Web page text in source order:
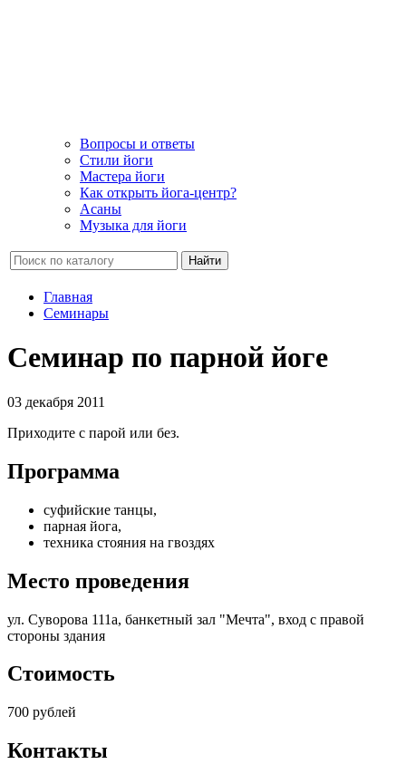
Вопросы и ответы
Стили йоги
Мастера йоги
Как открыть йога-центр?
Асаны
Музыка для йоги
Найти
Главная
Семинары
Семинар по парной йоге
03 декабря 2011
Приходите с парой или без.
Программа
суфийские танцы,
парная йога,
техника стояния на гвоздях
Место проведения
ул. Суворова 111а, банкетный зал "Мечта", вход с правой
стороны здания
Стоимость
700 рублей
Контакты